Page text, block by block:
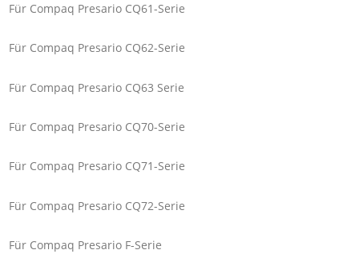
Für Compaq Presario CQ61-Serie
Für Compaq Presario CQ62-Serie
Für Compaq Presario CQ63 Serie
Für Compaq Presario CQ70-Serie
Für Compaq Presario CQ71-Serie
Für Compaq Presario CQ72-Serie
Für Compaq Presario F-Serie